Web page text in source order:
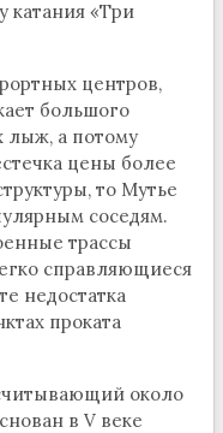
катания «Три
центров,
большого
лыж, а потому
цены более
то Мутье
соседям.
трассы
справляющиеся
недостатка
проката
около
в V веке